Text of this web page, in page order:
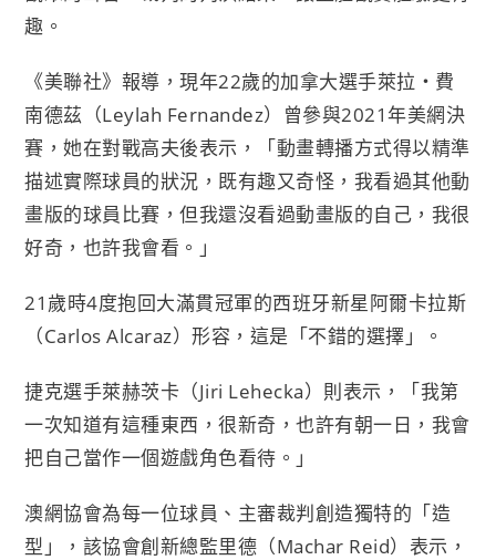
趣。
《美聯社》報導，現年22歲的加拿大選手萊拉‧費
南德茲（Leylah Fernandez）曾參與2021年美網決
賽，她在對戰高夫後表示，「動畫轉播方式得以精準
描述實際球員的狀況，既有趣又奇怪，我看過其他動
畫版的球員比賽，但我還沒看過動畫版的自己，我很
好奇，也許我會看。」
21歲時4度抱回大滿貫冠軍的西班牙新星阿爾卡拉斯
（Carlos Alcaraz）形容，這是「不錯的選擇」。
捷克選手萊赫茨卡（Jiri Lehecka）則表示，「我第
一次知道有這種東西，很新奇，也許有朝一日，我會
把自己當作一個遊戲角色看待。」
澳網協會為每一位球員、主審裁判創造獨特的「造
型」，該協會創新總監里德（Machar Reid）表示，